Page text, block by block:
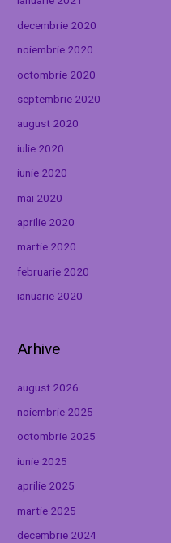
decembrie 2020
noiembrie 2020
octombrie 2020
septembrie 2020
august 2020
iulie 2020
iunie 2020
mai 2020
aprilie 2020
martie 2020
februarie 2020
ianuarie 2020
Arhive
august 2026
noiembrie 2025
octombrie 2025
iunie 2025
aprilie 2025
martie 2025
decembrie 2024